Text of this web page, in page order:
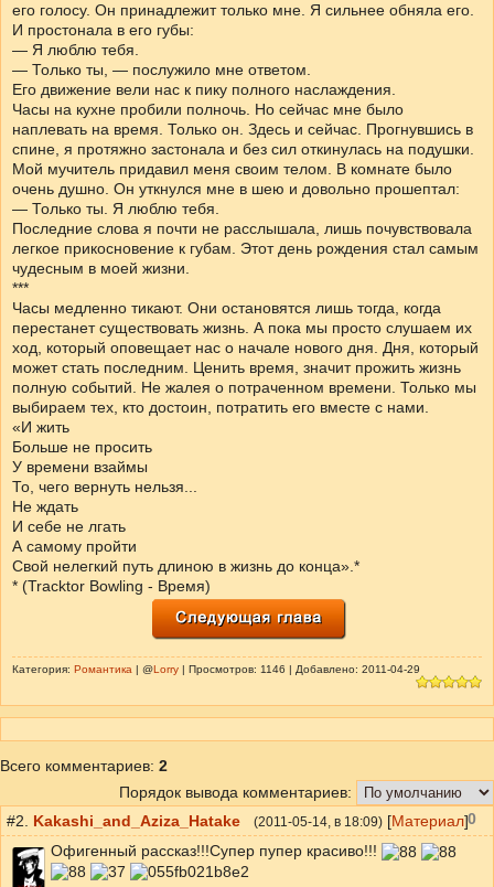
его голосу. Он принадлежит только мне. Я сильнее обняла его.
И простонала в его губы:
— Я люблю тебя.
— Только ты, — послужило мне ответом.
Его движение вели нас к пику полного наслаждения.
Часы на кухне пробили полночь. Но сейчас мне было
наплевать на время. Только он. Здесь и сейчас. Прогнувшись в
спине, я протяжно застонала и без сил откинулась на подушки.
Мой мучитель придавил меня своим телом. В комнате было
очень душно. Он уткнулся мне в шею и довольно прошептал:
— Только ты. Я люблю тебя.
Последние слова я почти не расслышала, лишь почувствовала
легкое прикосновение к губам. Этот день рождения стал самым
чудесным в моей жизни.
***
Часы медленно тикают. Они остановятся лишь тогда, когда
перестанет существовать жизнь. А пока мы просто слушаем их
ход, который оповещает нас о начале нового дня. Дня, который
может стать последним. Ценить время, значит прожить жизнь
полную событий. Не жалея о потраченном времени. Только мы
выбираем тех, кто достоин, потратить его вместе с нами.
«И жить
Больше не просить
У времени взаймы
То, чего вернуть нельзя...
Не ждать
И себе не лгать
А самому пройти
Свой нелегкий путь длиною в жизнь до конца».*
* (Tracktor Bowling - Время)
Категория: Романтика | @Lorry | Просмотров: 1146 | Добавлено: 2011-04-29
Всего комментариев: 2
Порядок вывода комментариев:
#2. Kakashi_and_Aziza_Hatake (2011-05-14 , в 18:09) [Материал]
Офигенный рассказ!!!Супер пупер красиво!!!
0